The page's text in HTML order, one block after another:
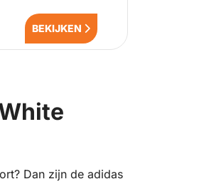
BEKIJKEN
Dan zijn de adidas